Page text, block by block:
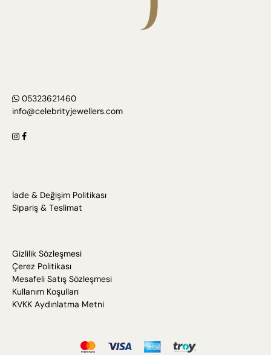
05323621460
info@celebrityjewellers.com
İade & Değişim Politikası
Sipariş & Teslimat
Gizlilik Sözleşmesi
Çerez Politikası
Mesafeli Satış Sözleşmesi
Kullanım Koşulları
KVKK Aydınlatma Metni